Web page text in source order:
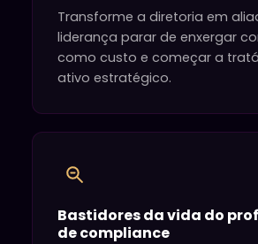
Transforme a diretoria em
liderança parar de enxergar
como custo e começar a
ativo estratégico.
Bastidores da vida do
de compliance